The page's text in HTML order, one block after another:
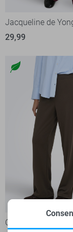
Jacqueline de
29,99
Only Broek